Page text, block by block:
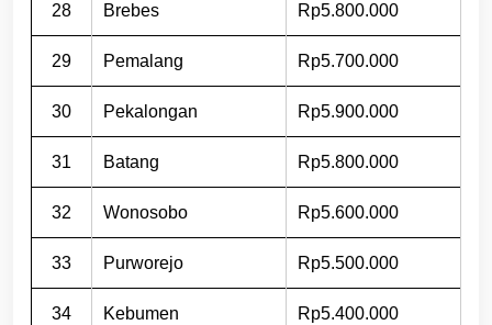
28 Brebes Rp5.800.000
29 Pemalang Rp5.700.000
30 Pekalongan Rp5.900.000
31 Batang Rp5.800.000
32 Wonosobo Rp5.600.000
33 Purworejo Rp5.500.000
34 Kebumen Rp5.400.000